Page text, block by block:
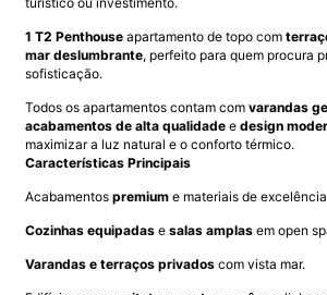
1 T2 Penthouse apartamento de topo com
mar deslumbrante, perfeito para quem procura
sofisticação.
Todos os apartamentos contam com varandas
acabamentos de alta qualidade e design
maximizar a luz natural e o conforto térmico.
Características Principais
Acabamentos premium e materiais de
Cozinhas equipadas e salas amplas em open
Varandas e terraços privados com vista mar.